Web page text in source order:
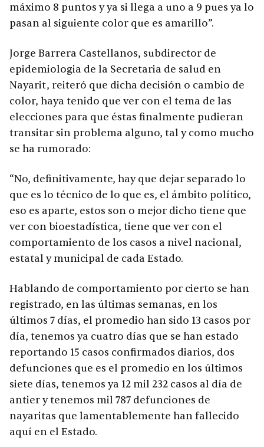
máximo 8 puntos y ya si llega a uno a 9 pues ya lo
pasan al siguiente color que es amarillo”.
Jorge Barrera Castellanos, subdirector de
epidemiologia de la Secretaria de salud en
Nayarit, reiteró que dicha decisión o cambio de
color, haya tenido que ver con el tema de las
elecciones para que éstas finalmente pudieran
transitar sin problema alguno, tal y como mucho
se ha rumorado:
“No, definitivamente, hay que dejar separado lo
que es lo técnico de lo que es, el ámbito político,
eso es aparte, estos son o mejor dicho tiene que
ver con bioestadística, tiene que ver con el
comportamiento de los casos a nivel nacional,
estatal y municipal de cada Estado.
Hablando de comportamiento por cierto se han
registrado, en las últimas semanas, en los
últimos 7 días, el promedio han sido 13 casos por
día, tenemos ya cuatro días que se han estado
reportando 15 casos confirmados diarios, dos
defunciones que es el promedio en los últimos
siete días, tenemos ya 12 mil 232 casos al día de
antier y tenemos mil 787 defunciones de
nayaritas que lamentablemente han fallecido
aquí en el Estado.